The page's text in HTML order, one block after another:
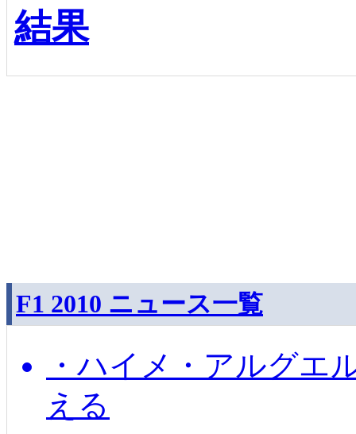
結果
F1 2010 ニュース一覧
・ハイメ・アルグエ
える